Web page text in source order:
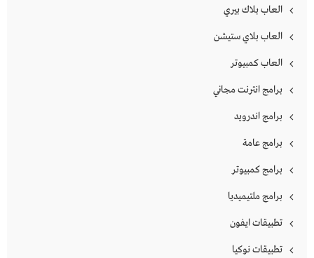
العاب بلاك بيري
العاب بلاي ستيشن
العاب كمبيوتر
برامج انترنت مجاني
برامج اندرويد
برامج عامة
برامج كمبيوتر
برامج ملتيميديا
تطبيقات ايفون
تطبيقات نوكيا